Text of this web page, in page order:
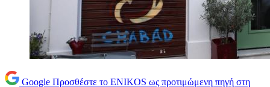
Google Προσθέστε το ENIKOS ως προτιμώμενη πηγή στη